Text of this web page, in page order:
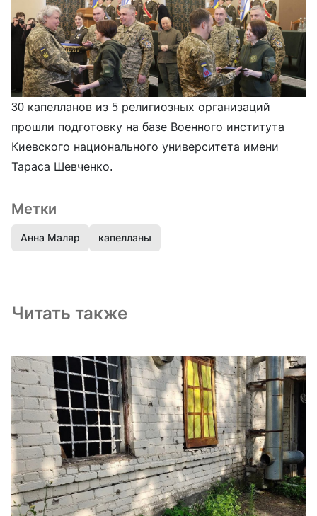
30 капелланов из 5 религиозных организаций
прошли подготовку на базе Военного института
Киевского национального университета имени
Тараса Шевченко.
Метки
Анна Маляр капелланы
Читать также